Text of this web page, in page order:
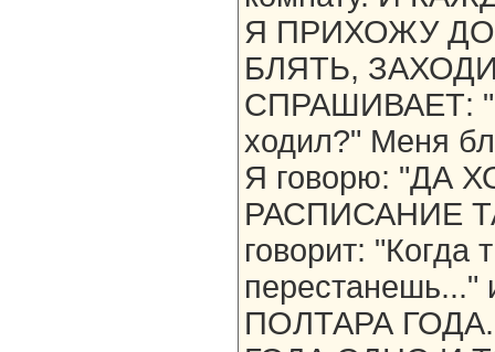
Я ПРИХОЖУ
БЛЯТЬ,
СПРАШИВАЕТ:
ходил?" Меня
Я говорю: "ДА
РАСПИСАНИЕ
говорит: "Когда
ПОЛТАРА